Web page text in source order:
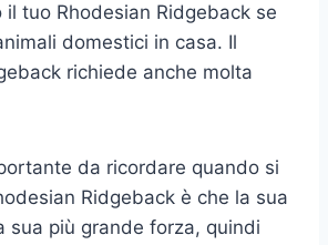
il tuo Rhodesian Ridgeback se
domestici in casa. Il
richiede anche molta
da ricordare quando si
Ridgeback è che la sua
sua più grande forza, quindi